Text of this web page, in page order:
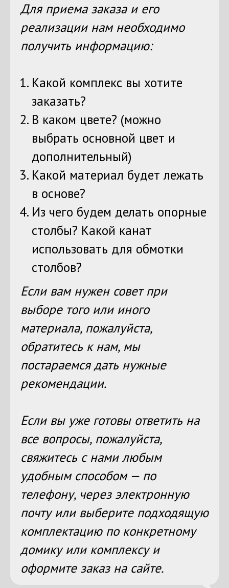
Для приема заказа и его
реализации нам необходимо
получить информацию:
Какой комплекс вы хотите
заказать?
В каком цвете? (можно
выбрать основной цвет и
дополнительный)
Какой материал будет лежать
в основе?
Из чего будем делать опорные
столбы? Какой канат
использовать для обмотки
столбов?
Если вам нужен совет при
выборе того или иного
материала, пожалуйста,
обратитесь к нам, мы
постараемся дать нужные
рекомендации.
Если вы уже готовы ответить на
все вопросы, пожалуйста,
свяжитесь с нами любым
удобным способом — по
телефону, через электронную
почту или выберите подходящую
комплектацию по конкретному
домику или комплексу и
оформите заказ на сайте.